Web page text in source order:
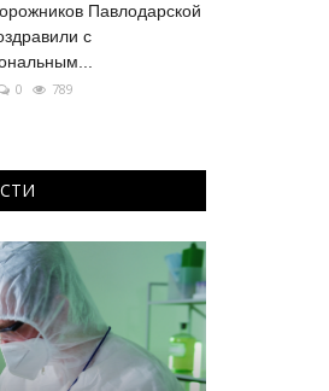
Павлодарской
с
0 789